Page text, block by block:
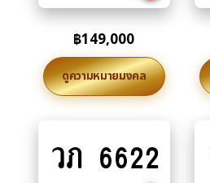
฿149,000
ดูความหมายมงคล
to
วภ 6622